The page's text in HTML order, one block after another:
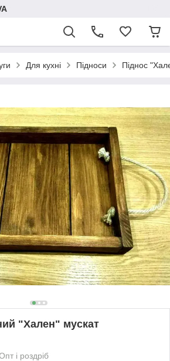
Для кухні Підноси Піднос
"Хален" мускат
і роздріб